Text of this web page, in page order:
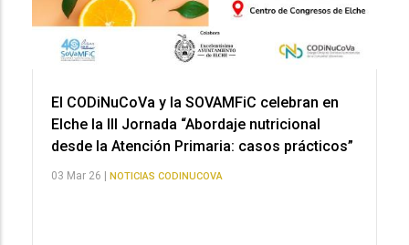
El CODiNuCoVa y la SOVAMFiC celebran en
Elche la III Jornada “Abordaje nutricional
desde la Atención Primaria: casos prácticos”
03 Mar 26 | NOTICIAS CODINUCOVA